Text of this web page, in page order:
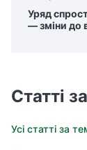
Уряд
— зміни до
Статті
Усі статті за